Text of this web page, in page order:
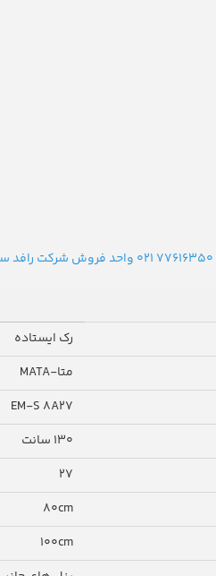
رک ایستاده
متا-MATA
EM-S 8A27
130 سانت
27
80cm
100cm